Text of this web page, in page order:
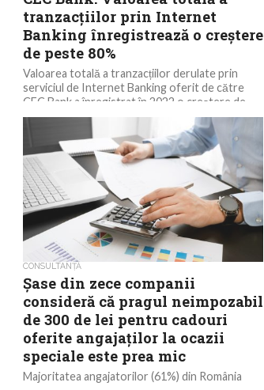
tranzacțiilor prin Internet
Banking înregistrează o creștere
de peste 80%
Valoarea totală a tranzacțiilor derulate prin
serviciul de Internet Banking oferit de către
CEC Bank a înregistrat în 2022 o creștere de...
CONSULTANȚĂ
Șase din zece companii
consideră că pragul neimpozabil
de 300 de lei pentru cadouri
oferite angajaților la ocazii
speciale este prea mic
Majoritatea angajatorilor (61%) din România